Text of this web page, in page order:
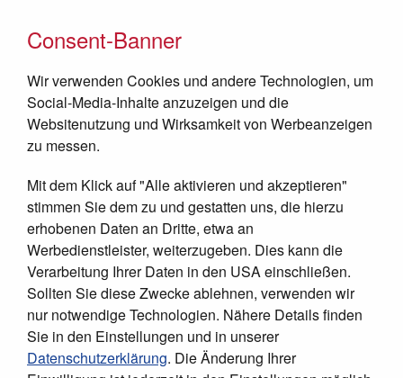
JETZT SPENDEN
Consent-Banner
Wir verwenden Cookies und andere Technologien, um
Social-Media-Inhalte anzuzeigen und die
Websitenutzung und Wirksamkeit von Werbeanzeigen
zu messen.
Mit dem Klick auf "Alle aktivieren und akzeptieren"
stimmen Sie dem zu und gestatten uns, die hierzu
erhobenen Daten an Dritte, etwa an
Werbedienstleister, weiterzugeben. Dies kann die
Verarbeitung Ihrer Daten in den USA einschließen.
Sollten Sie diese Zwecke ablehnen, verwenden wir
nur notwendige Technologien. Nähere Details finden
Sie in den Einstellungen und in unserer
Datenschutzerklärung. Die Änderung Ihrer